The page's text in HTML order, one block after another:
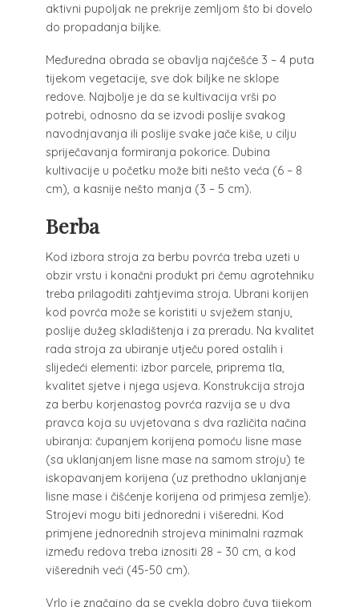
aktivni pupoljak ne prekrije zemljom što bi dovelo
do propadanja biljke.
Međuredna obrada se obavlja najčešće 3 – 4 puta
tijekom vegetacije, sve dok biljke ne sklope
redove. Najbolje je da se kultivacija vrši po
potrebi, odnosno da se izvodi poslije svakog
navodnjavanja ili poslije svake jače kiše, u cilju
spriječavanja formiranja pokorice. Dubina
kultivacije u početku može biti nešto veća (6 – 8
cm), a kasnije nešto manja (3 – 5 cm).
Berba
Kod izbora stroja za berbu povrća treba uzeti u
obzir vrstu i konačni produkt pri čemu agrotehniku
treba prilagoditi zahtjevima stroja. Ubrani korijen
kod povrća može se koristiti u svježem stanju,
poslije dužeg skladištenja i za preradu. Na kvalitet
rada stroja za ubiranje utječu pored ostalih i
slijedeći elementi: izbor parcele, priprema tla,
kvalitet sjetve i njega usjeva. Konstrukcija stroja
za berbu korjenastog povrća razvija se u dva
pravca koja su uvjetovana s dva različita načina
ubiranja: čupanjem korijena pomoću lisne mase
(sa uklanjanjem lisne mase na samom stroju) te
iskopavanjem korijena (uz prethodno uklanjanje
lisne mase i čišćenje korijena od primjesa zemlje).
Strojevi mogu biti jednoredni i višeredni. Kod
primjene jednorednih strojeva minimalni razmak
između redova treba iznositi 28 – 30 cm, a kod
višerednih veći (45-50 cm).
Vrlo je značajno da se cvekla dobro čuva tijekom